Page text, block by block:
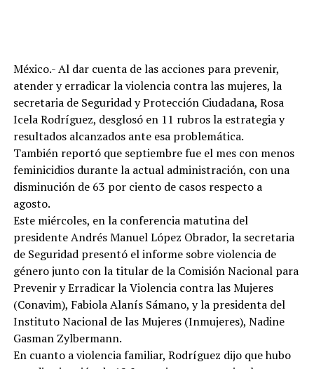
México.- Al dar cuenta de las acciones para prevenir,
atender y erradicar la violencia contra las mujeres, la
secretaria de Seguridad y Protección Ciudadana, Rosa
Icela Rodríguez, desglosó en 11 rubros la estrategia y
resultados alcanzados ante esa problemática.
También reportó que septiembre fue el mes con menos
feminicidios durante la actual administración, con una
disminución de 63 por ciento de casos respecto a
agosto.
Este miércoles, en la conferencia matutina del
presidente Andrés Manuel López Obrador, la secretaria
de Seguridad presentó el informe sobre violencia de
género junto con la titular de la Comisión Nacional para
Prevenir y Erradicar la Violencia contra las Mujeres
(Conavim), Fabiola Alanís Sámano, y la presidenta del
Instituto Nacional de las Mujeres (Inmujeres), Nadine
Gasman Zylbermann.
En cuanto a violencia familiar, Rodríguez dijo que hubo